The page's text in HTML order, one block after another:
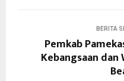
BERITA
Pemkab
Kebangsaan